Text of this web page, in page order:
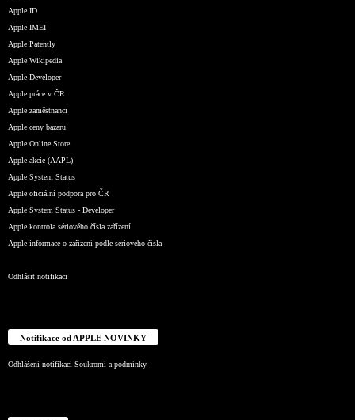
Apple ID
Apple IMEI
Apple Patently
Apple Wikipedia
Apple Developer
Apple práce v ČR
Apple zaměstnanci
Apple ceny bazaru
Apple Online Store
Apple akcie (AAPL)
Apple System Status
Apple oficiální podpora pro ČR
Apple System Status - Developer
Apple kontrola sériového čísla zařízení
Apple informace o zařízení podle sériového čísla
Odhlásit notifikaci
Notifikace od APPLE NOVINKY
Odhlášení notifikací Soukromí a podmínky